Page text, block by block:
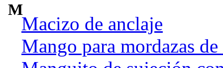
M
Macizo de anclaje
Mango para mordazas de